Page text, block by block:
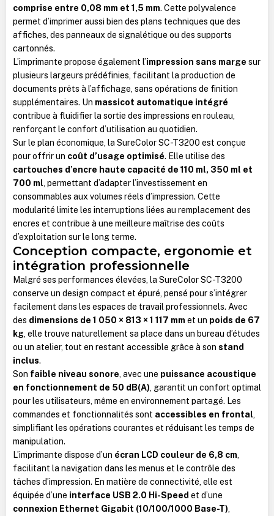
comprise entre 0,08 mm et 1,5 mm. Cette polyvalence
permet d’imprimer aussi bien des plans techniques que des
affiches, des panneaux de signalétique ou des supports
cartonnés.
L’imprimante propose également l’impression sans marge sur
plusieurs largeurs prédéfinies, facilitant la production de
documents prêts à l’affichage, sans opérations de finition
supplémentaires. Un massicot automatique intégré
contribue à fluidifier la sortie des impressions en rouleau,
renforçant le confort d’utilisation au quotidien.
Sur le plan économique, la SureColor SC-T3200 est conçue
pour offrir un coût d’usage optimisé. Elle utilise des
cartouches d’encre haute capacité de 110 ml, 350 ml et
700 ml, permettant d’adapter l’investissement en
consommables aux volumes réels d’impression. Cette
modularité limite les interruptions liées au remplacement des
encres et contribue à une meilleure maîtrise des coûts
d’exploitation sur le long terme.
Conception compacte, ergonomie et
intégration professionnelle
Malgré ses performances élevées, la SureColor SC-T3200
conserve un design compact et épuré, pensé pour s’intégrer
facilement dans les espaces de travail professionnels. Avec
des dimensions de 1 050 × 813 × 1 117 mm et un poids de 67
kg, elle trouve naturellement sa place dans un bureau d’études
ou un atelier, tout en restant accessible grâce à son stand
inclus.
Son faible niveau sonore, avec une puissance acoustique
en fonctionnement de 50 dB(A), garantit un confort optimal
pour les utilisateurs, même en environnement partagé. Les
commandes et fonctionnalités sont accessibles en frontal,
simplifiant les opérations courantes et réduisant les temps de
manipulation.
L’imprimante dispose d’un écran LCD couleur de 6,8 cm,
facilitant la navigation dans les menus et le contrôle des
tâches d’impression. En matière de connectivité, elle est
équipée d’une interface USB 2.0 Hi-Speed et d’une
connexion Ethernet Gigabit (10/100/1000 Base-T),